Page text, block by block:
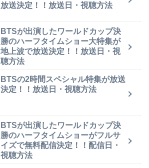
放送決定！！放送日・視聴方法
BTSが出演したワールドカップ決
勝のハーフタイムショー大特集が
地上波で放送決定！！放送日・視
聴方法
BTSの2時間スペシャル特集が放送
決定！！放送日・視聴方法
BTSが出演したワールドカップ決
勝のハーフタイムショーがフルサ
イズで無料配信決定！！配信日・
視聴方法